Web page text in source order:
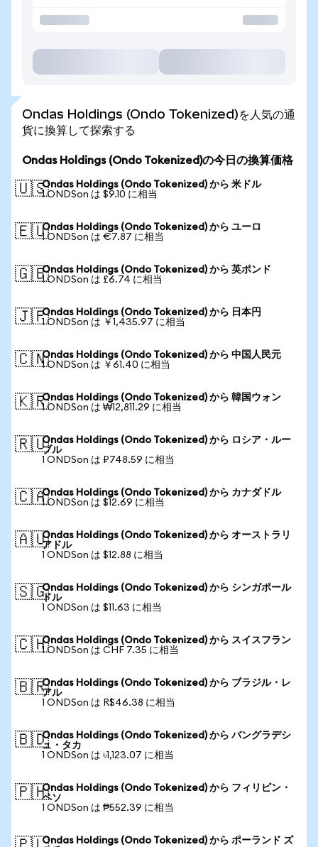
Ondas Holdings (Ondo Tokenized)を人気の通
貨に換算して探索する
Ondas Holdings (Ondo Tokenized)の今日の換算価格
🇺🇸Ondas Holdings (Ondo Tokenized) から 米ドル
1 ONDSon は $9.10 に相当
🇪🇺Ondas Holdings (Ondo Tokenized) から ユーロ
1 ONDSon は €7.87 に相当
🇬🇧Ondas Holdings (Ondo Tokenized) から 英ポンド
1 ONDSon は £6.74 に相当
🇯🇵Ondas Holdings (Ondo Tokenized) から 日本円
1 ONDSon は ￥1,435.97 に相当
🇨🇳Ondas Holdings (Ondo Tokenized) から 中国人民元
1 ONDSon は ￥61.40 に相当
🇰🇷Ondas Holdings (Ondo Tokenized) から 韓国ウォン
1 ONDSon は ₩12,811.29 に相当
🇷🇺Ondas Holdings (Ondo Tokenized) から ロシア・ルー
ブル
1 ONDSon は ₽748.59 に相当
🇨🇦Ondas Holdings (Ondo Tokenized) から カナダドル
1 ONDSon は $12.69 に相当
🇦🇺Ondas Holdings (Ondo Tokenized) から オーストラリ
アドル
1 ONDSon は $12.88 に相当
🇸🇬Ondas Holdings (Ondo Tokenized) から シンガポール
ドル
1 ONDSon は $11.63 に相当
🇨🇭Ondas Holdings (Ondo Tokenized) から スイスフラン
1 ONDSon は CHF 7.35 に相当
🇧🇷Ondas Holdings (Ondo Tokenized) から ブラジル・レ
アル
1 ONDSon は R$46.38 に相当
🇧🇩Ondas Holdings (Ondo Tokenized) から バングラデシ
ュ・タカ
1 ONDSon は ৳1,123.07 に相当
🇵🇭Ondas Holdings (Ondo Tokenized) から フィリピン・
ペソ
1 ONDSon は ₱552.39 に相当
Ondas Holdings (Ondo Tokenized) から ポーランド ズ